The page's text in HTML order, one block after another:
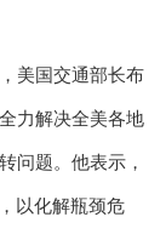
美国交通部长布
力解决全美各地
问题。他表示，
以化解瓶颈危